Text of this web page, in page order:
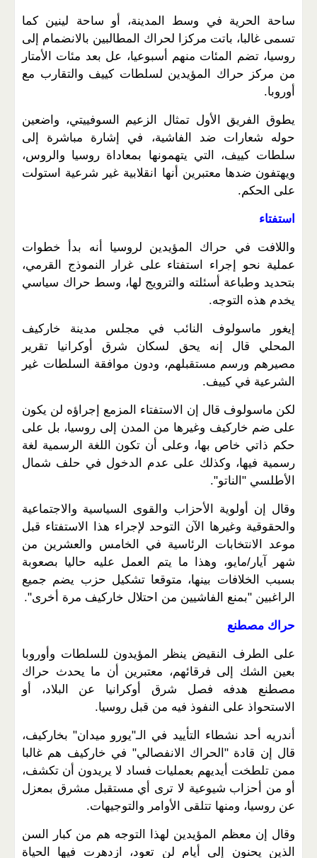
ساحة الحرية في وسط المدينة، أو ساحة لينين كما
تسمى غالبا، باتت مركزا لحراك المطالبين بالانضمام إلى
روسيا، تضم المئات منهم أسبوعيا، عل بعد مئات الأمتار
من مركز حراك المؤيدين لسلطات كييف والتقارب مع
أوروبا.
يطوق الفريق الأول تمثال الزعيم السوفييتي، واضعين
حوله شعارات ضد الفاشية، في إشارة مباشرة إلى
سلطات كييف، التي يتهمونها بمعاداة روسيا والروس،
ويهتفون ضدها معتبرين أنها انقلابية غير شرعية استولت
على الحكم.
استفتاء
واللافت في حراك المؤيدين لروسيا أنه بدأ خطوات
عملية نحو إجراء استفتاء على غرار النموذج القرمي،
بتحديد وطباعة أسئلته والترويج لها، وسط حراك سياسي
يخدم هذه التوجه.
إيغور ماسولوف النائب في مجلس مدينة خاركيف
المحلي قال إنه يحق لسكان شرق أوكرانيا تقرير
مصيرهم ورسم مستقبلهم، ودون موافقة السلطات غير
الشرعية في كييف.
لكن ماسولوف قال إن الاستفتاء المزمع إجراؤه لن يكون
على ضم خاركيف وغيرها من المدن إلى روسيا، بل على
حكم ذاتي خاص بها، وعلى أن تكون اللغة الرسمية لغة
رسمية فيها، وكذلك على عدم الدخول في حلف شمال
الأطلسي "الناتو".
وقال إن أولوية الأحزاب والقوى السياسية والاجتماعية
والحقوقية وغيرها الآن التوحد لإجراء هذا الاستفتاء قبل
موعد الانتخابات الرئاسية في الخامس والعشرين من
شهر آيار/مايو، وهذا ما يتم العمل عليه حاليا بصعوبة
بسبب الخلافات بينها، متوقعا تشكيل حزب يضم جميع
الراغبين "بمنع الفاشيين من احتلال خاركيف مرة أخرى".
حراك مصطنع
على الطرف النقيض ينظر المؤيدون للسلطات وأوروبا
بعين الشك إلى فرقائهم، معتبرين أن ما يحدث حراك
مصطنع هدفه فصل شرق أوكرانيا عن البلاد، أو
الاستحواذ على النفوذ فيه من قبل روسيا.
أندريه أحد نشطاء التأييد في الـ"يورو ميدان" بخاركيف،
قال إن قادة "الحراك الانفصالي" في خاركيف هم غالبا
ممن تلطخت أيديهم بعمليات فساد لا يريدون أن تكشف،
أو من أحزاب شيوعية لا ترى أي مستقبل مشرق بمعزل
عن روسيا، ومنها تتلقى الأوامر والتوجيهات.
وقال إن معظم المؤيدين لهذا التوجه هم من كبار السن
الذين يحنون إلى أيام لن تعود، ازدهرت فيها الحياة